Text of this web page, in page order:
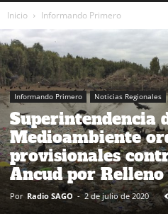
Inicio Informando Primero
Informando Primero Noticias Regionales
Superintendencia
Medioambiente
provisionales
Ancud por
Por Radio SAGO - 2 de julio de 2020